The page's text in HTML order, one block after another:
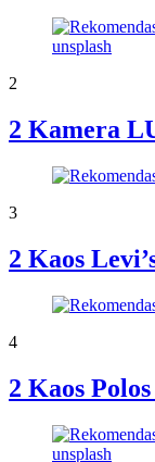
2
2 Kamera
3
2 Kaos
4
2 Kaos